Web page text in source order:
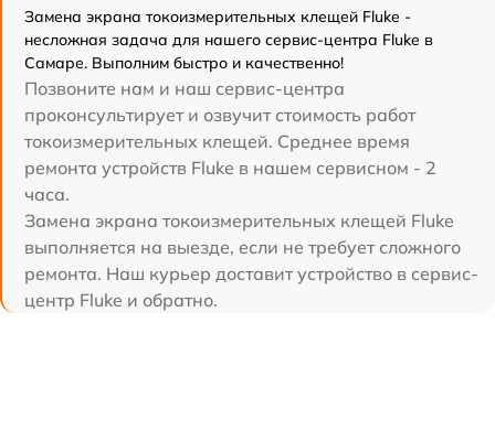
Замена экрана токоизмерительных клещей Fluke -
несложная задача для нашего сервис-центра Fluke в
Самаре. Выполним быстро и качественно!
Позвоните нам и наш сервис-центра
проконсультирует и озвучит стоимость работ
токоизмерительных клещей. Среднее время
ремонта устройств Fluke в нашем сервисном - 2
часа.
Замена экрана токоизмерительных клещей Fluke
выполняется на выезде, если не требует сложного
ремонта. Наш курьер доставит устройство в сервис-
центр Fluke и обратно.